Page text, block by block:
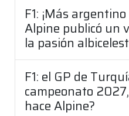
F1: ¡Más
Alpine publicó un
la pasión
F1: el GP de
campeonato
hace Alpine?